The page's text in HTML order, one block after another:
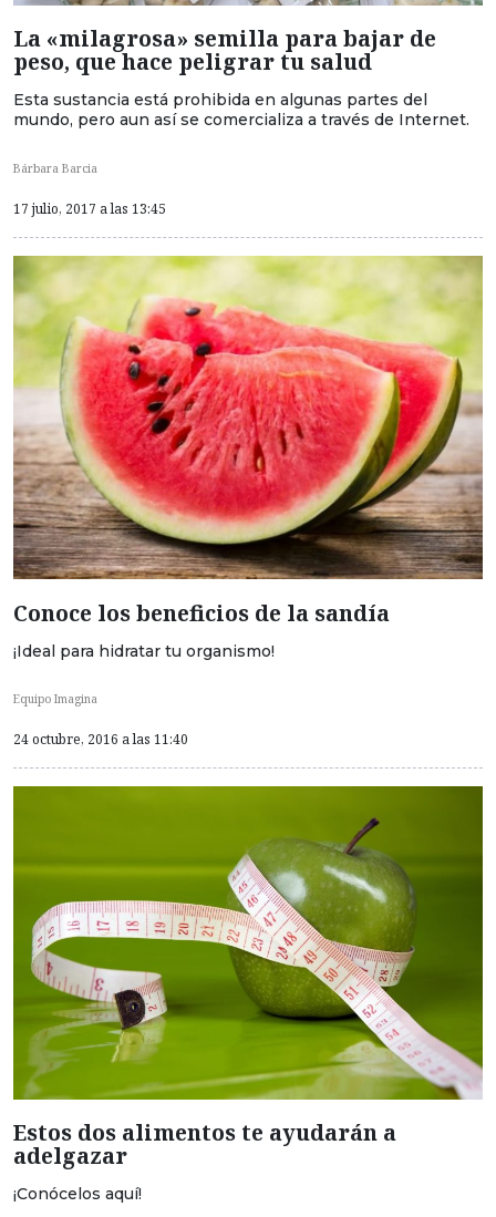
La «milagrosa» semilla para bajar de
peso, que hace peligrar tu salud
Esta sustancia está prohibida en algunas partes del
mundo, pero aun así se comercializa a través de Internet.
Bárbara Barcia
17 julio, 2017 a las 13:45
Conoce los beneficios de la sandía
¡Ideal para hidratar tu organismo!
Equipo Imagina
24 octubre, 2016 a las 11:40
Estos dos alimentos te ayudarán a
adelgazar
¡Conócelos aquí!